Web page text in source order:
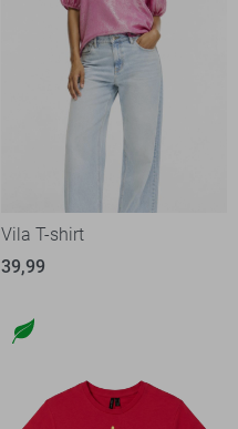
Vila T-shirt
39,99